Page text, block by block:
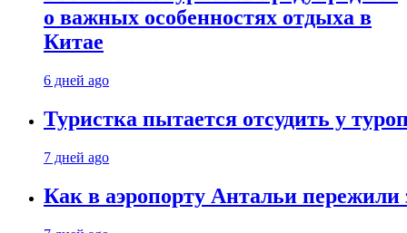
о важных особенностях отдыха в
Китае
6 дней ago
Туристка пытается отсудить у
7 дней ago
Как в аэропорту Антальи